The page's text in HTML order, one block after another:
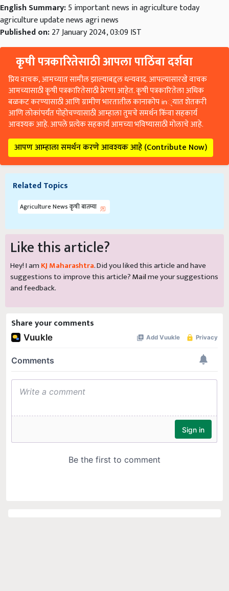
English Summary:5 important news in agriculture today
agriculture update news agri news
Published on:27 January 2024, 03:09 IST
कृषी पत्रकारितेसाठी आपला पाठिंबा दर्शवा
प्रिय वाचक, आमच्यात सामील झाल्याबद्दल धन्यवाद. आपल्यासारखे वाचक
आमच्यासाठी कृषी पत्रकारितेसाठी प्रेरणा आहेत. कृषी पत्रकारितेला अधिक
बळकट करण्यासाठी आणि ग्रामीण भारतातील कानाकोप in्यात शेतकरी
आणि लोकांपर्यंत पोहोचण्यासाठी आम्हाला तुमचे समर्थन किंवा सहकार्य
आवश्यक आहे. आपले प्रत्येक सहकार्य आमच्या भविष्यासाठी मोलाचे आहे.
आपण आम्हाला समर्थन करणे आवश्यक आहे (Contribute Now)
Related Topics
Agriculture News कृषी बातम्या
Like this article?
Hey! I am KJ Maharashtra. Did you liked this article and have
suggestions to improve this article?Mailme your suggestions
and feedback.
Share your comments